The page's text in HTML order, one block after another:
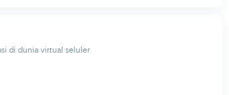
di dunia virtual seluler